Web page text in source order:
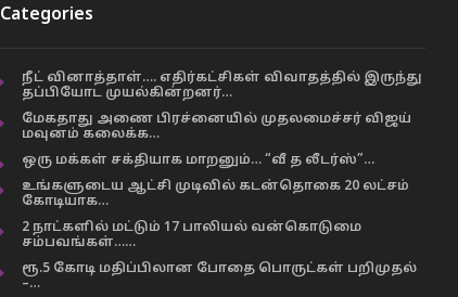
Categories
நீட் வினாத்தாள்…. எதிர்கட்சிகள் விவாதத்தில் இருந்து
தப்பியோட முயல்கின்றனர்…
மேகதாது அணை பிரச்னையில் முதலமைச்சர் விஜய்
மவுனம் கலைக்க…
ஒரு மக்கள் சக்தியாக மாறனும்… “வீ த லீடர்ஸ்”…
உங்களுடைய ஆட்சி முடிவில் கடன்தொகை 20 லட்சம்
கோடியாக…
2 நாட்களில் மட்டும் 17 பாலியல் வன்கொடுமை
சம்பவங்கள்……
ரூ.5 கோடி மதிப்பிலான போதை பொருட்கள் பறிமுதல்
–…